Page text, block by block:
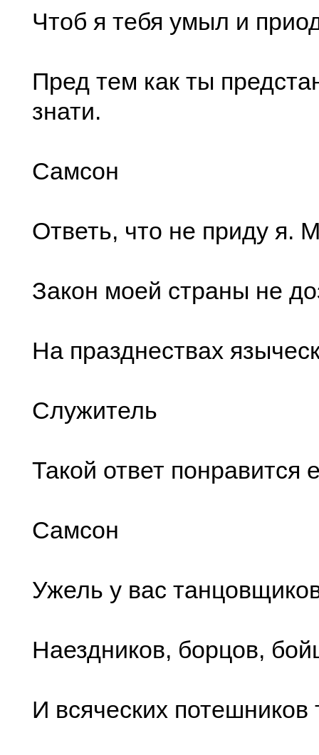
Чтоб я тебя умыл и
Пред тем как ты
знати.
Самсон
Ответь, что не приду я.
Закон моей страны не
На празднествах
Служитель
Такой ответ понравится
Самсон
Ужель у вас
Наездников, борцов,
И всяческих потешников